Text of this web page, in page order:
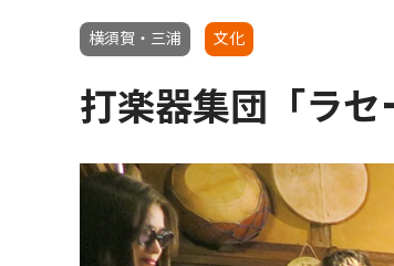
横須賀・三浦 文化
打楽器集団「ラ